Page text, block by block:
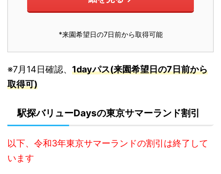
*来園希望日の7日前から取得可能
※7月14日確認、 1dayパス(来園希望日の7日前から
取得可)
駅探バリューDaysの東京サマーランド割引
以下、令和3年東京サマーランドの割引は終了して
います